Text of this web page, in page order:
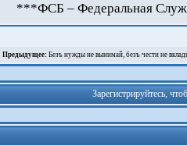
***ФСБ – Федеральная
Предыдущее: Безъ нужды не вынимай, безъ чести не
Зарегистрируйтесь,